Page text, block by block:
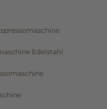
Edelstahl